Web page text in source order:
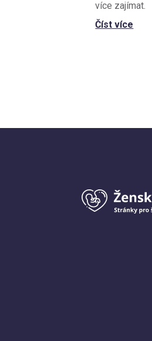
více zajímat.
Číst více